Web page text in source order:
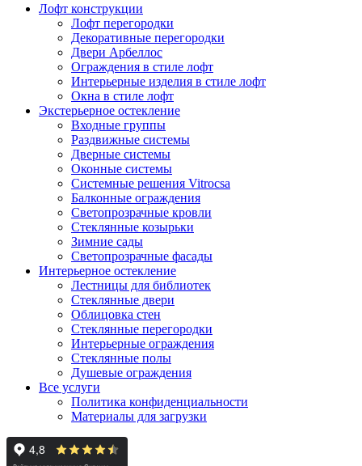
Лофт конструкции
Лофт перегородки
Декоративные перегородки
Двери Арбеллос
Ограждения в стиле лофт
Интерьерные изделия в стиле лофт
Окна в стиле лофт
Экстерьерное остекление
Входные группы
Раздвижные системы
Дверные системы
Оконные системы
Системные решения Vitrocsa
Балконные ограждения
Светопрозрачные кровли
Стеклянные козырьки
Зимние сады
Светопрозрачные фасады
Интерьерное остекление
Лестницы для библиотек
Стеклянные двери
Облицовка стен
Стеклянные перегородки
Интерьерные ограждения
Стеклянные полы
Душевые ограждения
Все услуги
Политика конфиденциальности
Материалы для загрузки